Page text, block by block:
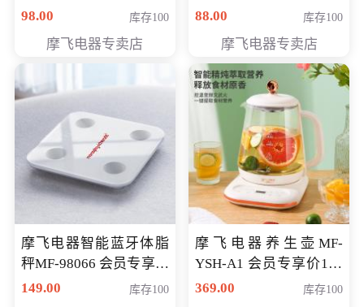
98.00
库存100
摩飞电器专卖店
88.00
库存100
摩飞电器专卖店
摩飞电器智能蓝牙体脂
秤MF-98066 会员专享价
98元
149.00 库存100
摩飞电器养生壶MF-
YSH-A1 会员专享价198
元
369.00 库存100